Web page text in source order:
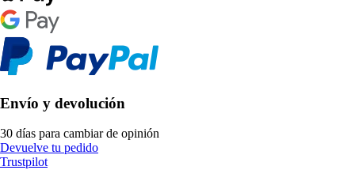
Envío y devolución
30 días para cambiar de opinión
Devuelve tu pedido
Trustpilot